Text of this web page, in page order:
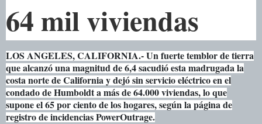
64 mil viviendas
LOS ANGELES, CALIFORNIA.- Un fuerte temblor de tierra
que alcanzó una magnitud de 6,4 sacudió esta madrugada la
costa norte de California y dejó sin servicio eléctrico en el
condado de Humboldt a más de 64.000 viviendas, lo que
supone el 65 por ciento de los hogares, según la página de
registro de incidencias PowerOutrage.